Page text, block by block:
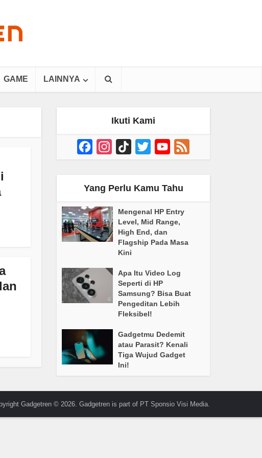
GAME LAINNYA
Ikuti Kami
FacebookInstagram
TikTok Twitter YouTube
Channel
Yang Perlu Kamu Tahu
Mengenal HP Entry
Level, Mid Range,
High End, dan
Flagship Pada Masa
Kini
Apa Itu Video Log
Seperti di HP
Samsung? Bisa Buat
Pengeditan Lebih
Fleksibel!
Gadgetmu Dedemit
atau Parasit? Kenali
Tiga Wujud Gadget
Ini!
Gadgetren © 2026. Gadgetren is part of PT Sponsio Visi Media.